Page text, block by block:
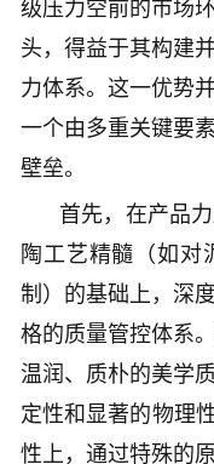
级压力空前的市场
头，得益于其构建
力体系。这一优势
一个由多重关键要
壁垒。
首先，在产品
陶工艺精髓（如对
制）的基础上，深
格的质量管控体系
温润、质朴的美学
定性和显著的物理
性上，通过特殊的